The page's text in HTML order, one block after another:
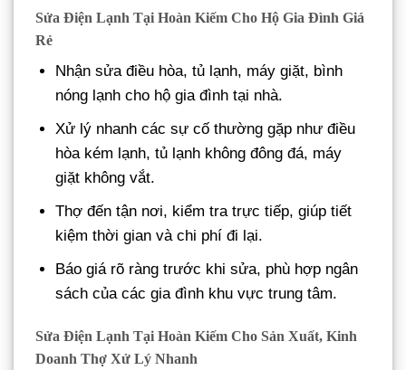
Sửa Điện Lạnh Tại Hoàn Kiếm Cho Hộ Gia Đình Giá
Rẻ
Nhận sửa điều hòa, tủ lạnh, máy giặt, bình
nóng lạnh cho hộ gia đình tại nhà.
Xử lý nhanh các sự cố thường gặp như điều
hòa kém lạnh, tủ lạnh không đông đá, máy
giặt không vắt.
Thợ đến tận nơi, kiểm tra trực tiếp, giúp tiết
kiệm thời gian và chi phí đi lại.
Báo giá rõ ràng trước khi sửa, phù hợp ngân
sách của các gia đình khu vực trung tâm.
Sửa Điện Lạnh Tại Hoàn Kiếm Cho Sản Xuất, Kinh
Doanh Thợ Xử Lý Nhanh